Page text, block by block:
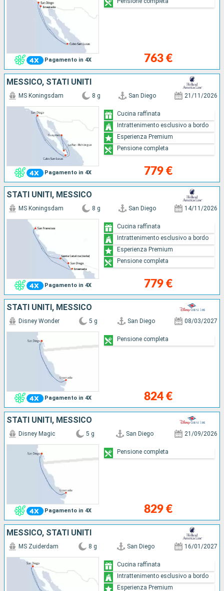
Pagamento in 4X 763 €
MESSICO, STATI UNITI
Pagamento in 4X
MS Koningsdam 8 g San Diego 21/11/2026
779 €
Cucina raffinata
Intrattenimento esclusivo a bordo
Esperienza Premium
Pensione completa
STATI UNITI, MESSICO
Pagamento in 4X
MS Koningsdam 8 g San Diego 14/11/2026
779 €
Cucina raffinata
Intrattenimento esclusivo a bordo
Esperienza Premium
Pensione completa
STATI UNITI, MESSICO
Pagamento in 4X
Disney Wonder 5 g San Diego 08/03/2027
824 €
Pensione completa
STATI UNITI, MESSICO
Pagamento in 4X
Disney Magic 5 g San Diego 21/09/2026
829 €
Pensione completa
MESSICO, STATI UNITI
MS Zuiderdam 8 g San Diego 16/01/2027
Cucina raffinata
Intrattenimento esclusivo a bordo
Esperienza Premium